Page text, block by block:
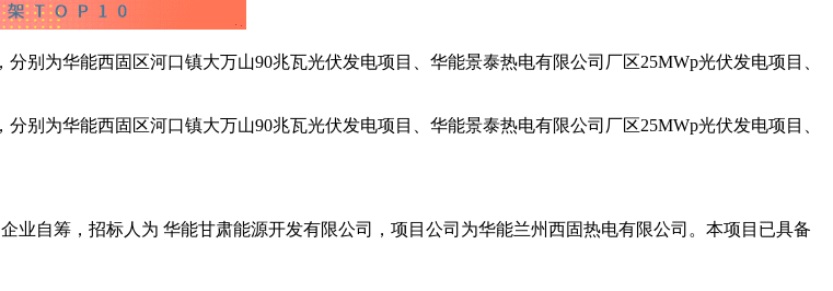
别为华能西固区河口镇大万山90兆瓦光伏发电项目、华能景泰热电有限公司厂区25MWp光伏发电项目、
别为华能西固区河口镇大万山90兆瓦光伏发电项目、华能景泰热电有限公司厂区25MWp光伏发电项目、
业自筹，招标人为 华能甘肃能源开发有限公司，项目公司为华能兰州西固热电有限公司。本项目已具备